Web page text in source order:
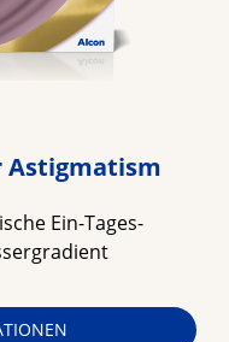
Astigmatism
Ein-Tages-